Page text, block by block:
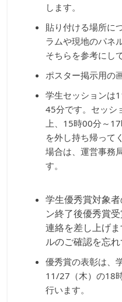
します。
貼り付ける場所に
ラムや現地のパネ
そちらを参考にし
ポスター掲示用の
学生セッションは
45分です。セッシ
上、15時00分～
を外し持ち帰って
場合は、運営事務
す。
学生優秀賞対象
ン終了後優秀賞
連絡を差し上げ
ルのご確認を忘れ
優秀賞の表彰は、
11/27（木）の18
行います。